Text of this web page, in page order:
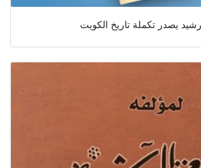
يصدر تكملة تاريخ الكويت